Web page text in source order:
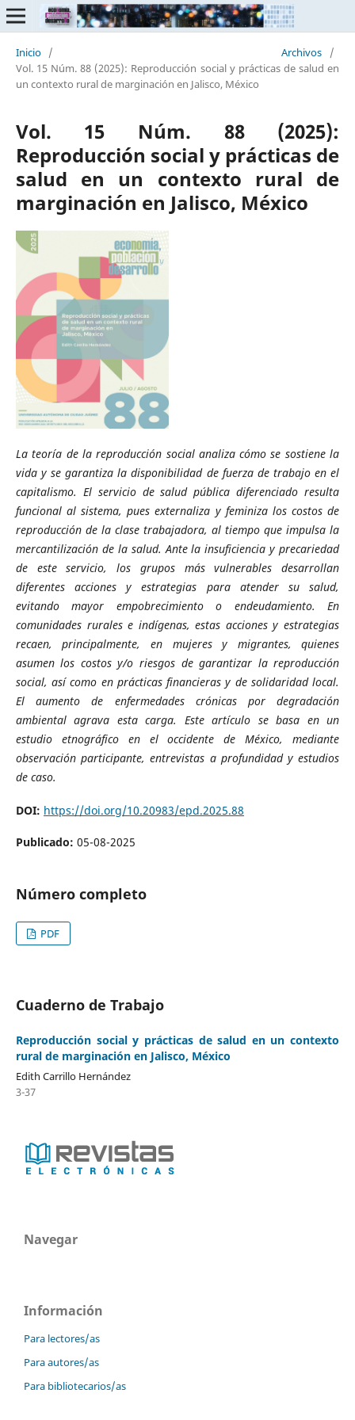
Inicio / Archivos
/
Vol. 15 Núm. 88 (2025): Reproducción social y prácticas de salud en
un contexto rural de marginación en Jalisco, México
Vol. 15 Núm. 88 (2025):
Reproducción social y prácticas de
salud en un contexto rural de
marginación en Jalisco, México
La teoría de la reproducción social analiza cómo se sostiene la
vida y se garantiza la disponibilidad de fuerza de trabajo en el
capitalismo. El servicio de salud pública diferenciado resulta
funcional al sistema, pues externaliza y feminiza los costos de
reproducción de la clase trabajadora, al tiempo que impulsa la
mercantilización de la salud. Ante la insuficiencia y precariedad
de este servicio, los grupos más vulnerables desarrollan
diferentes acciones y estrategias para atender su salud,
evitando mayor empobrecimiento o endeudamiento. En
comunidades rurales e indígenas, estas acciones y estrategias
recaen, principalmente, en mujeres y migrantes, quienes
asumen los costos y/o riesgos de garantizar la reproducción
social, así como en prácticas financieras y de solidaridad local.
El aumento de enfermedades crónicas por degradación
ambiental agrava esta carga. Este artículo se basa en un
estudio etnográfico en el occidente de México, mediante
observación participante, entrevistas a profundidad y estudios
de caso.
DOI: https://doi.org/10.20983/epd.2025.88
Publicado: 05-08-2025
Número completo
PDF
Cuaderno de Trabajo
Reproducción social y prácticas de salud en un contexto
rural de marginación en Jalisco, México
Edith Carrillo Hernández
3-37
Navegar
Información
Para lectores/as
Para autores/as
Para bibliotecarios/as